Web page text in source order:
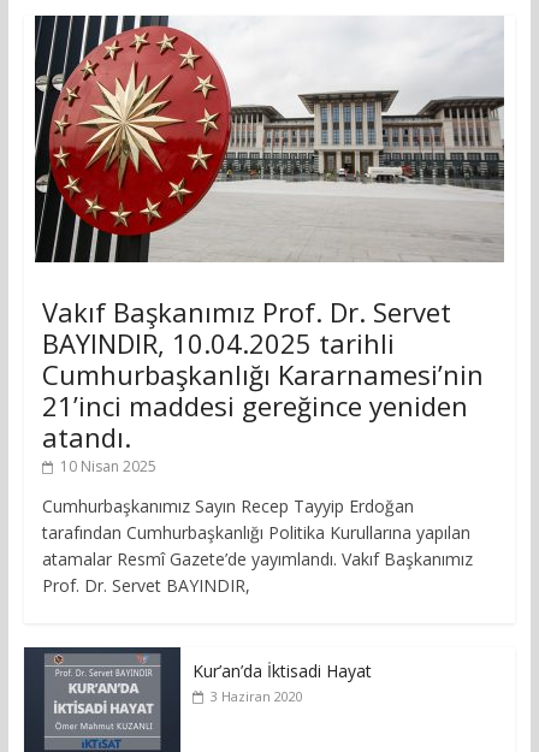
Vakıf Başkanımız Prof. Dr. Servet
BAYINDIR, 10.04.2025 tarihli
Cumhurbaşkanlığı Kararnamesi’nin
21’inci maddesi gereğince yeniden
atandı.
10 Nisan 2025
Cumhurbaşkanımız Sayın Recep Tayyip Erdoğan
tarafından Cumhurbaşkanlığı Politika Kurullarına yapılan
atamalar Resmî Gazete’de yayımlandı. Vakıf Başkanımız
Prof. Dr. Servet BAYINDIR,
Kur’an’da İktisadi Hayat
3 Haziran 2020